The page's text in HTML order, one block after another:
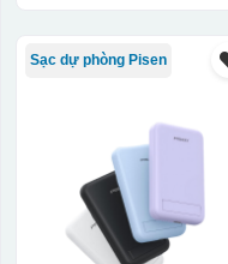
Sạc dự phòng Pisen